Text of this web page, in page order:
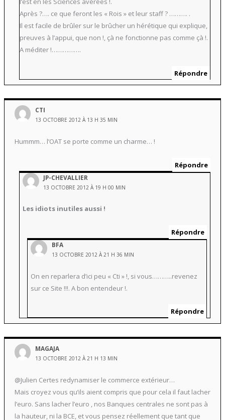
Après ?…. ce que feront les « Rois » et leur staff ? ………. .
Il est facile de brûler sur le brûcher un hérétique qui explique,
preuves à l’appui, que non !, çà ne fonctionne pas comme çà !.
A méditer !…………….
Répondre
CTI
13 OCTOBRE 2012 À 13 H 35 MIN
Hummm… l’OAT se porte comme un charme… !
Répondre
JP-CHEVALLIER
13 OCTOBRE 2012 À 19 H 00 MIN
Les idiots inutiles aussi !
Répondre
BFA
13 OCTOBRE 2012 À 21 H 36 MIN
On en reparlera d’ici peu « Cti » !, si vous………..revenez
sur ce Site !!!. A bon entendeur !.
Répondre
MAGAJA
13 OCTOBRE 2012 À 21 H 13 MIN
@Julien Certes redynamiser le commerce extérieur…
Mais croyez vous qu’ils aient compris que pour cela il faut lacher
l’euro. Sans lacher l’euro , nos Banques centrales ne sont pas à
la hauteur, ni la BCE, et vous pensez réellement que tant que